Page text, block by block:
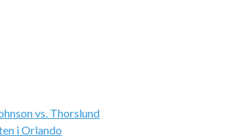
vs. Thorslund
i Orlando